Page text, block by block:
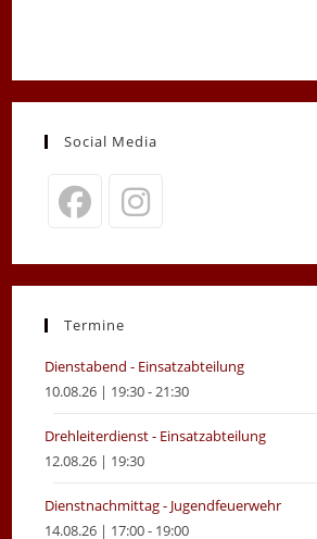
Social Media
in
new
in
new
Termine
Dienstabend - Einsatzabteilung
10.08.26 | 19:30 - 21:30
Drehleiterdienst - Einsatzabteilung
12.08.26 | 19:30
Dienstnachmittag - Jugendfeuerwehr
14.08.26 | 17:00 - 19:00